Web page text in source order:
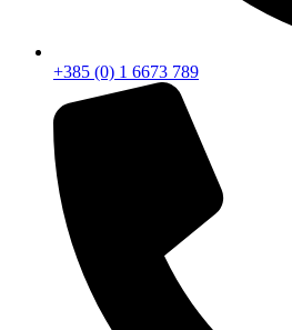
+385 (0) 1 6673 789